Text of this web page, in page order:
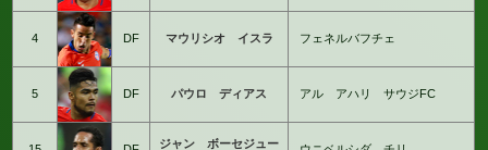
4 DF マウリシオ イスラ フェネルバフチェ
5 DF パウロ ディアス アル アハリ サウジFC
ジャン ボーセジュー